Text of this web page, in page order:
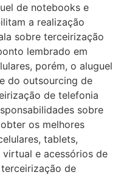
de notebooks e
a realização
sobre terceirização
lembrado em
porém, o aluguel
do outsourcing de
de telefonia
sobre
os melhores
tablets,
e acessórios de
de